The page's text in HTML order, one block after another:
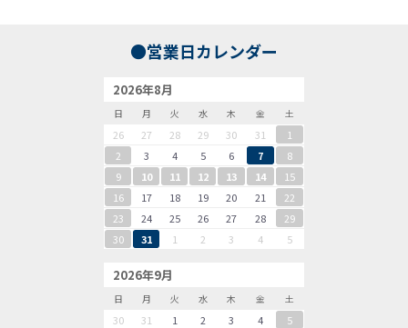
●営業日カレンダー
2026年8月
日 月 火 水 木 金 土
26 27 28 29 30 31
1
2
3 4 5 6 7
8
9
10 11 12 13 14
15
16
17 18 19 20 21
22
23
24 25 26 27 28
29
30
31 1 2 3 4 5
2026年9月
日 月 火 水 木 金 土
30 31 1 2 3 4
5